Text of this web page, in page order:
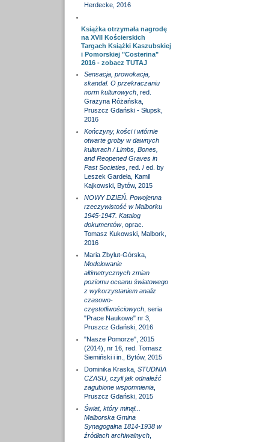
Herdecke, 2016
Książka otrzymała nagrodę
na XVII Kościerskich
Targach Książki Kaszubskiej
i Pomorskiej "Costerina"
2016 - zobacz TUTAJ
Sensacja, prowokacja,
skandal. O przekraczaniu
norm kulturowych, red.
Grażyna Różańska,
Pruszcz Gdański - Słupsk,
2016
Kończyny, kości i wtórnie
otwarte groby w dawnych
kulturach / Limbs, Bones,
and Reopened Graves in
Past Societies, red. / ed. by
Leszek Gardeła, Kamil
Kajkowski, Bytów, 2015
NOWY DZIEŃ. Powojenna
rzeczywistość w Malborku
1945-1947. Katalog
dokumentów, oprac.
Tomasz Kukowski, Malbork,
2016
Maria Zbylut-Górska,
Modelowanie
altimetrycznych zmian
poziomu oceanu światowego
z wykorzystaniem analiz
czasowo-
częstotliwościowych, seria
"Prace Naukowe" nr 3,
Pruszcz Gdański, 2016
"Nasze Pomorze", 2015
(2014), nr 16, red. Tomasz
Siemiński i in., Bytów, 2015
Dominika Kraska, STUDNIA
CZASU, czyli jak odnaleźć
zagubione wspomnienia,
Pruszcz Gdański, 2015
Świat, który minął...
Malborska Gmina
Synagogalna 1814-1938 w
źródłach archiwalnych,